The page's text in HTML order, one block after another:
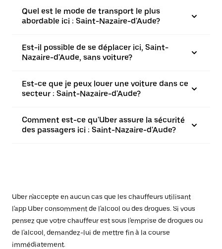
Quel est le mode de transport le plus
abordable ici : Saint-Nazaire-d'Aude?
Est-il possible de se déplacer ici, Saint-
Nazaire-d'Aude, sans voiture?
Est-ce que je peux louer une voiture dans ce
secteur : Saint-Nazaire-d'Aude?
Comment est-ce qu'Uber assure la sécurité
des passagers ici : Saint-Nazaire-d'Aude?
Uber n'accepte en aucun cas que les chauffeurs utilisant
l'app Uber consomment de l'alcool ou des drogues. Si vous
pensez que votre chauffeur est sous l'emprise de drogues ou
de l'alcool, demandez-lui de mettre fin à la course
immédiatement.